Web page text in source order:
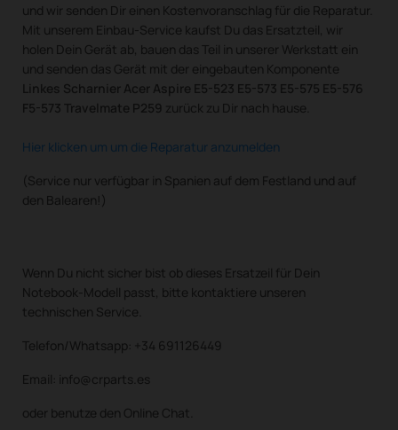
und wir senden Dir einen Kostenvoranschlag für die Reparatur.
Mit unserem Einbau-Service kaufst Du das Ersatzteil, wir
holen Dein Gerät ab, bauen das Teil in unserer Werkstatt ein
und senden das Gerät mit der eingebauten Komponente
Linkes Scharnier Acer Aspire E5-523 E5-573 E5-575 E5-576
F5-573 Travelmate P259 zurück zu Dir nach hause.
Hier klicken um um die Reparatur anzumelden
(Service nur verfügbar in Spanien auf dem Festland und auf
den Balearen!)
Wenn Du nicht sicher bist ob dieses Ersatzeil für Dein
Notebook-Modell passt, bitte kontaktiere unseren
technischen Service.
Telefon/Whatsapp: +34 691126449
Email: info@crparts.es
oder benutze den Online Chat.